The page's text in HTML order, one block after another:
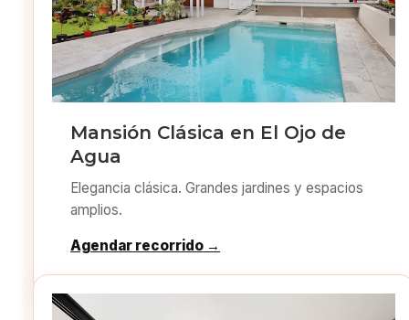
Mansión Clásica en El Ojo de
Agua
Elegancia clásica. Grandes jardines y espacios
amplios.
Agendar recorrido →